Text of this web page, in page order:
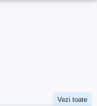
Vezi toate